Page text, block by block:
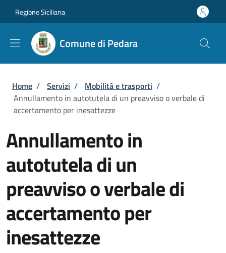
Regione Siciliana
Comune di Pedara
Briciole di pane
Home / Servizi / Mobilità e trasporti /
Annullamento in autotutela di un preavviso o verbale di
accertamento per inesattezze
Annullamento in
autotutela di un
preavviso o verbale di
accertamento per
inesattezze